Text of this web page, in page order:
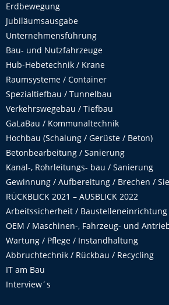
Erdbewegung
Jubiläumsausgabe
Unternehmensführung
Bau- und Nutzfahrzeuge
Hub-Hebetechnik / Krane
Raumsysteme / Container
Spezialtiefbau / Tunnelbau
Verkehrswegebau / Tiefbau
GaLaBau / Kommunaltechnik
Hochbau (Schalung / Gerüste / Beton)
Betonbearbeitung / Sanierung
Kanal-, Rohrleitungs- bau / Sanierung
Gewinnung / Aufbereitung / Brechen /
RÜCKBLICK 2021 – AUSBLICK 2022
Arbeitssicherheit / Baustelleneinrichtung
OEM / Maschinen-, Fahrzeug- und
Wartung / Pflege / Instandhaltung
Abbruchtechnik / Rückbau / Recycling
IT am Bau
Interview´s